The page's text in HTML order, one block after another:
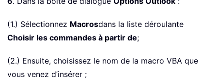
(1.) Sélectionnez Macrosdans la liste déroulante
Choisir les commandes à partir de;
(2.) Ensuite, choisissez le nom de la macro VBA que
vous venez d’insérer ;